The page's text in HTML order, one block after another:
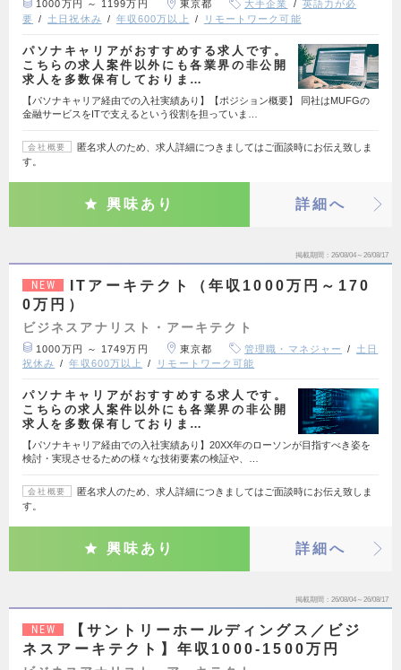
1000万円 ～ 1199万円 東京都 大手企業
英語力が必
要
土日祝休み 年収600万以上 リモートワーク可能
パソナキャリアがおすすめする求人です。
こちらの求人案件以外にも各業界の非公開
求人を多数保有しておりま…
【パソナキャリア経由での入社実績あり】【ポジション概要】 同社はMUFGの
金融サービスをITで支えるという役割を担っていま…
会社概要
匿名求人のため、求人詳細につきましてはご面談時にお伝え致しま
す。
興味あり 詳細へ
掲載期間 26/08/04～26/08/17
NEW
ITアーキテクト（年収1000万円～170
0万円）
ビジネスアナリスト・アーキテクト
1000万円 ～ 1749万円 東京都 管理職・マネジャー
土日
祝休み
年収600万以上 リモートワーク可能
パソナキャリアがおすすめする求人です。
こちらの求人案件以外にも各業界の非公開
求人を多数保有しておりま…
【パソナキャリア経由での入社実績あり】20XX年のローソンが目指すべき姿を
検討・実現させるための様々な技術要素の検証や、…
会社概要
匿名求人のため、求人詳細につきましてはご面談時にお伝え致しま
す。
興味あり 詳細へ
掲載期間 26/08/04～26/08/17
NEW
【サントリーホールディングス／ビジ
ネスアーキテクト】年収1000-1500万円